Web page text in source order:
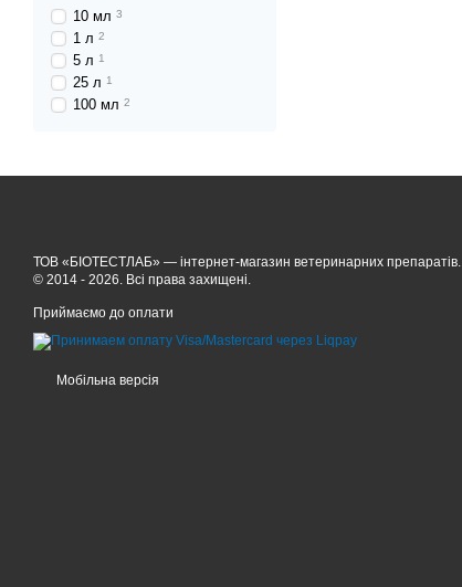
10 мл 3
1 л 2
5 л 1
25 л 1
100 мл 2
ТОВ «БІОТЕСТЛАБ» — інтернет-магазин ветеринарних препаратів.
© 2014 - 2026. Всі права захищені.
Приймаємо до оплати
Мобільна версія